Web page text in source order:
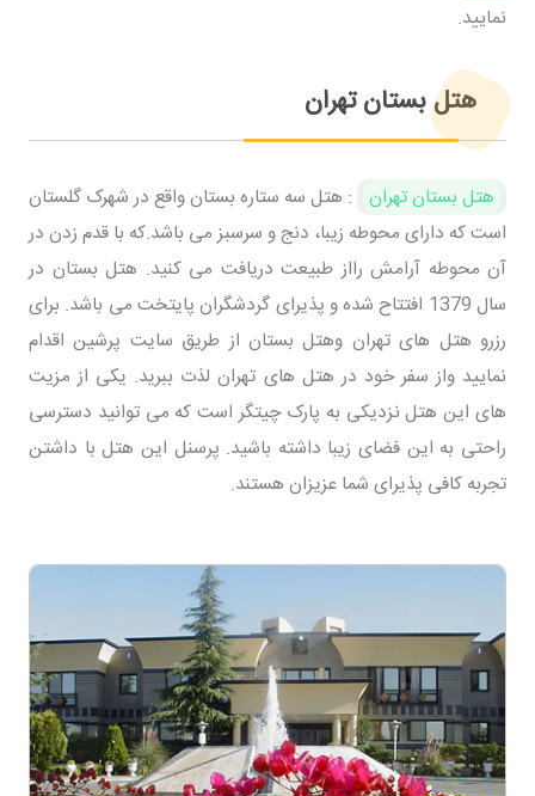
نمایید.
هتل بستان تهران
هتل بستان تهران : هتل سه ستاره بستان واقع در شهرک گلستان
است که دارای محوطه زیبا، دنج و سرسبز می باشد.که با قدم زدن در
آن محوطه آرامش رااز طبیعت دریافت می کنید. هتل بستان در
سال 1379 افتتاح شده و پذیرای گردشگران پایتخت می باشد. برای
رزرو هتل های تهران وهتل بستان از طریق سایت پرشین اقدام
نمایید واز سفر خود در هتل های تهران لذت ببرید. یکی از مزیت
های این هتل نزدیکی به پارک چیتگر است که می توانید دسترسی
راحتی به این فضای زیبا داشته باشید. پرسنل این هتل با داشتن
تجربه کافی پذیرای شما عزیزان هستند.